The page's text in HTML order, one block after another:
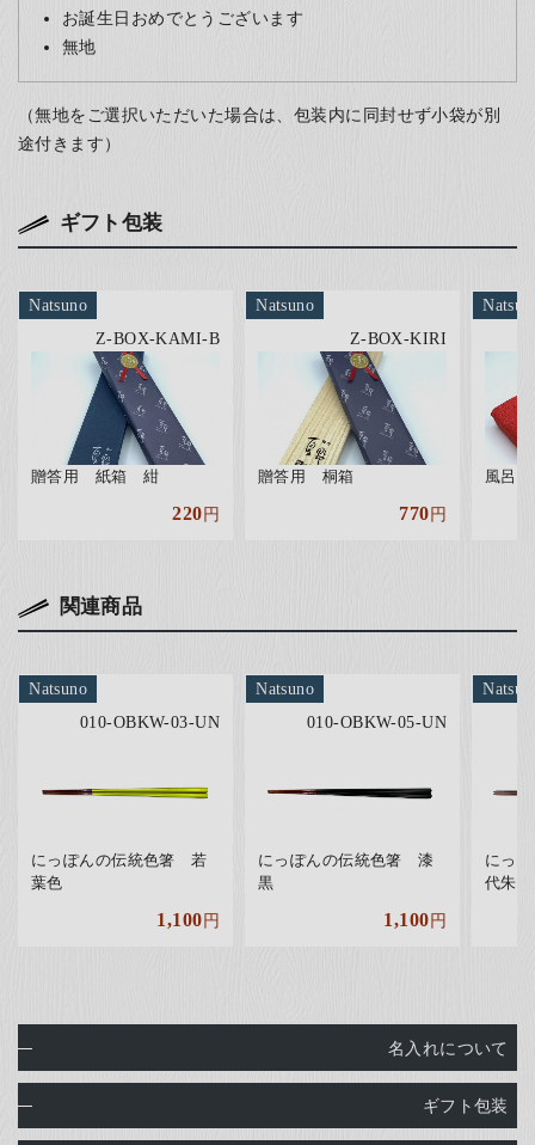
お誕生日おめでとうございます
無地
（無地をご選択いただいた場合は、包装内に同封せず小袋が別
途付きます）
ギフト包装
Natsuno
Z-BOX-KAMI-B
贈答用 紙箱 紺
220円
Natsuno
Z-BOX-KIRI
贈答用 桐箱
770円
風呂
関連商品
Natsuno
010-OBKW-03-UN
にっぽんの伝統色箸 若
葉色
1,100円
Natsuno
010-OBKW-05-UN
にっぽんの伝統色箸 漆
黒
1,100円
にっ
代朱
名入れについて
ギフト包装